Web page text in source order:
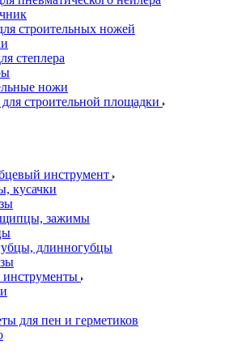
строительных ножей
степлера
ножи
строительной площадки
инструмент
кусачки
зажимы
длинногубцы
для пен и герметиков